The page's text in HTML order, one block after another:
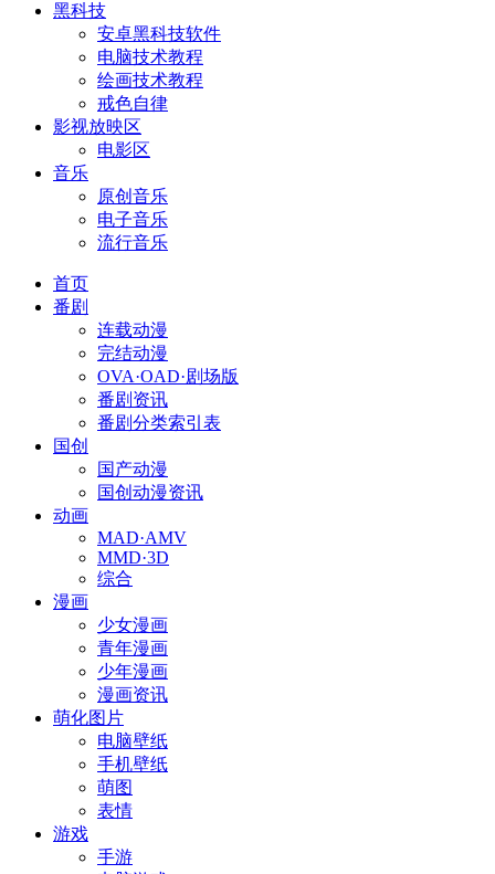
黑科技
安卓黑科技软件
电脑技术教程
绘画技术教程
戒色自律
影视放映区
电影区
音乐
原创音乐
电子音乐
流行音乐
首页
番剧
连载动漫
完结动漫
OVA·OAD·剧场版
番剧资讯
番剧分类索引表
国创
国产动漫
国创动漫资讯
动画
MAD·AMV
MMD·3D
综合
漫画
少女漫画
青年漫画
少年漫画
漫画资讯
萌化图片
电脑壁纸
手机壁纸
萌图
表情
游戏
手游